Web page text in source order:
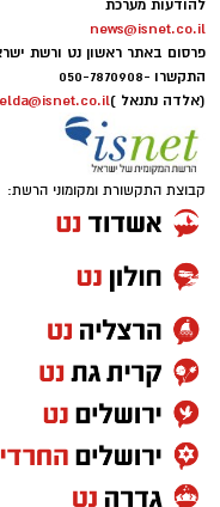
להודעות מערכת
news@isnet.co.il
פרסום באתר ראשון נט ורשת
התקשרו -050-7870908
(אלדה נתנאל )elda@isnet.co.il
קבוצת התקשורת ומקומוני הרשת: